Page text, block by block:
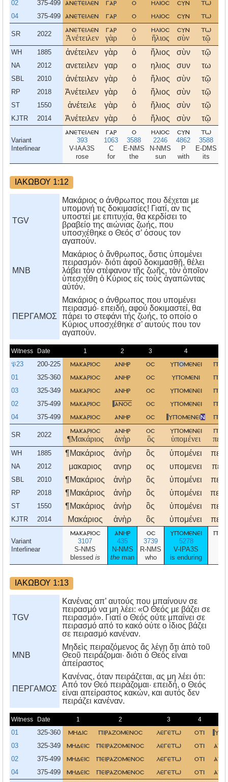
02 375-499 ανετειλεν γαρ ο ηλιοσ συν τω
04 375-499 ανετειλεν γαρ ο ηλιοσ συν τω
SR 2022
ανετειλεν
Ἀνέτειλεν
γαρ
γὰρ
ο
ὁ
ηλιοσ
ἥλιος
συν
σὺν
τω
τῷ
WH 1885 ἀνέτειλεν γὰρ ὁ ἥλιος σὺν τῷ
NA 2012 ανετειλεν γαρ ο ηλιος συν τω
SBL 2010 ἀνέτειλεν γὰρ ὁ ἥλιος σὺν τῷ
RP 2018 Ἀνέτειλεν γὰρ ὁ ἥλιος σὺν τῷ
ST 1550 ἀνέτειλε γὰρ ὁ ἥλιος σὺν τῷ
KJTR 2014 Ἀνέτειλεν γὰρ ὁ ἥλιος σὺν τῷ
Variant
Interlinear
ανετειλεν
393
V-IAA3S
rose
γαρ
1063
C
for
ο
3588
E-NMS
the
ηλιοσ
2246
N-NMS
sun
συν
4862
P
with
τω
3588
E-DMS
its
ΙΑΚΩΒΟΥ 1:12
TGV
Μακάριος ο άνθρωπος που δέχεται με
υπομονή τις δοκιμασίες! Γιατί, αν τις
υποστεί με επιτυχία, θα κερδίσει το
βραβείο της αιώνιας ζωής, που
υποσχέθηκε ο Θεός σ’ όσους τον
αγαπούν.
MNB
Μακάριος ὁ ἄνθρωπος, ὅστις ὑπομένει
πειρασμόν· διότι ἀφοῦ δοκιμασθῇ, θέλει
λάβει τὸν στέφανον τῆς ζωῆς, τὸν ὁποῖον
ὑπεσχέθη ὁ Κύριος εἰς τοὺς ἀγαπῶντας
αὐτόν.
ΠΕΡΓΑΜΟΣ
Mακάριος ο άνθρωπος που υπομένει
πειρασμό· επειδή, αφού δοκιμαστεί, θα
πάρει το στεφάνι τής ζωής, το οποίο ο
Kύριος υποσχέθηκε σ’ αυτούς που τον
αγαπούν.
Witness Date 1 2 3 4
𝔓23 200-225 μακαριοσ ανηρ οσ υπομενει
01 325-360 μακαριοσ ανηρ οσ υπομενι
03 325-349 μακαριοσ ανηρ οσ υπομενει
02 375-499 μακαριοσ ανοσ οσ υπομενει
04 375-499 μακαριοσ ανηρ οσ υπομενειν
SR 2022
μακαριοσ
¶Μακάριος
ανηρ
ἀνὴρ
οσ
ὃς
υπομενει
ὑπομένει
WH 1885 ¶Μακάριος ἀνὴρ ὃς ὑπομένει
NA 2012 μακαριος ανηρ ος υπομενει
SBL 2010 ¶Μακάριος ἀνὴρ ὃς ὑπομένει
RP 2018 ¶Μακάριος ἀνὴρ ὃς ὑπομένει
ST 1550 ¶Μακάριος ἀνὴρ ὃς ὑπομένει
KJTR 2014 Μακάριος ἀνὴρ ὃς ὑπομένει
Variant
Interlinear
μακαριοσ
3107
S-NMS
blessed is
ανηρ
435
N-NMS
the man
οσ
3739
R-NMS
who
υπομενει
5278
V-IPA3S
is enduring
ΙΑΚΩΒΟΥ 1:13
TGV
Κανένας απ’ αυτούς που μπαίνουν σε
πειρασμό να μη λέει: «Ο Θεός με βάζει σε
πειρασμό». Γιατί ο Θεός ούτε μπαίνει σε
πειρασμό από το κακό ούτε ο ίδιος βάζει
σε πειρασμό κανέναν.
MNB
Μηδεὶς πειραζόμενος ἄς λέγῃ ὅτι ἀπὸ τοῦ
Θεοῦ πειράζομαι· διότι ὁ Θεὸς εἶναι
ἀπείραστος
ΠΕΡΓΑΜΟΣ
Kανένας, όταν πειράζεται, ας μη λέει ότι:
Aπό τον Θεό πειράζομαι· επειδή, ο Θεός
είναι απείραστος κακών, και αυτός δεν
πειράζει κανέναν.
Witness Date 1 2 3 4
01 325-360 μηδισ πιραζομενοσ λεγετω οτι υπο
03 325-349 μηδεισ πειραζομενοσ λεγετω οτι απο
02 375-499 μηδεισ πειραζομενοσ λεγετω οτι απο
04 375-499 μηδεισ πειραζομενοσ λεγετω οτι απο